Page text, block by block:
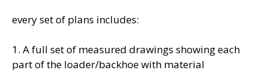
every set of plans includes:
1. A full set of measured drawings showing each
part of the loader/backhoe with material